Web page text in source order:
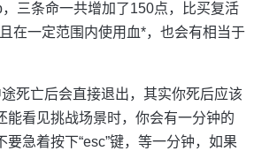
三条命一共增加了150点，比买复活
在一定范围内使用血*，也会有相当于
死亡后会直接退出，其实你死后应该
能看见挑战场景时，你会有一分钟的
要急着按下“esc”键，等一分钟，如果